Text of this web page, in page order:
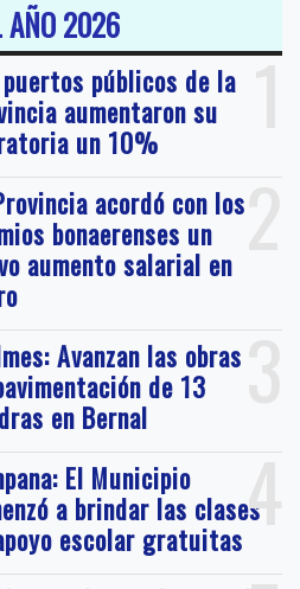
AÑO 2026
1
públicos de la
aumentaron su
un 10%
2
acordó con los
bonaerenses un
aumento salarial en
3
Avanzan las obras
de 13
en Bernal
4
El Municipio
a brindar las clases
escolar gratuitas